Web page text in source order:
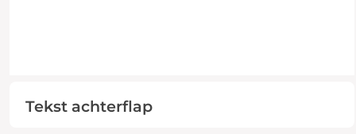
Tekst achterflap